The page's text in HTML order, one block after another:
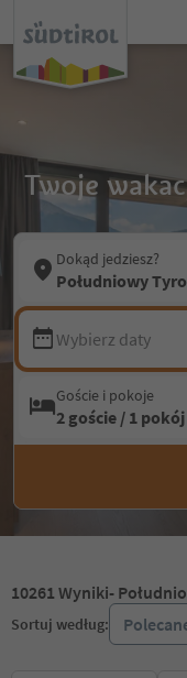
Twoje
Dokąd jedziesz?
Południowy
Wybierz daty
Goście i pokoje
2 goście / 1 pokój
10261 Wyniki-
Sortuj według: